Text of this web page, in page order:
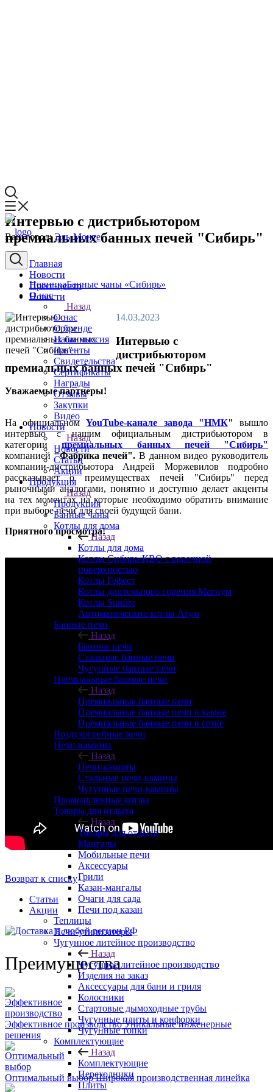
НовинкаБанные чаны «Сибирь»
О нас
Назад
О нас
О бренде
Наша миссия
Патенты
Свидетельства
Сертификаты
Награды
Отзывы
Закупки
Видео
Новости
Назад
Новости
Статьи
Акции
Продукция
Назад
Продукция
Банные чаны
Котлы для дома
Назад
Котлы для дома
Котлы Сибирь-КВО с варочной
поверхностью
Котлы Гефест
Котлы длительного горения Магнум
Котлы Sunfire
Автоматические котлы Атум
Банные печи
Назад
Банные печи
Стальные банные печи
Чугунные банные печи
Премиальные банные печи
Назад
Премиальные банные печи
Премиальные банные печи в камне
Премиальные банные печи в сетке
Воздухогрейные печи
Печи-камины
Назад
Печи-камины
Стальные печи-камины
Чугунные печи-камины
Промышленные котлы
Товары для отдыха
Назад
Товары для отдыха
Мангалы
Мобильные печи
Аксессуары
Грили
Казан-мангалы
Очаги для сада
Печи под казан
Теплицы
Печи-утилизаторы
Чугунное литейное производство
Назад
Чугунное литейное производство
Изделия на заказ
Аксессуары для бани и гриля
Колосники
Стартовые дымоходные трубы
Чугунные плиты и конфорки
Чугунные топки
Комплектующие
Назад
Комплектующие
Переходники
Плиты
Ваш город:Эль-Монте
Интервью с дистрибьютором
премиальных банных печей "Сибирь"
Главная
Новости
Пресс-центр
Новости
14.03.2023
Интервью с
дистрибьютором
премиальных банных печей "Сибирь"
Уважаемые партнеры!
На официальномYouTube-канале завода "НМК"
вышло
интервью с нашим официальным дистрибьютором в
категориипремиальных банных печей "Сибирь"
компанией "Фабрика печей". В данном видео руководитель
компании-дистрибьютора Андрей Моржевилов подробно
рассказывает о преимуществах печей "Сибирь" перед
рыночными аналогами, понятно и доступно делает акценты
на тех моментах на которые необходимо обратить внимание
при выборе печи для своей будущей бани.
Приятного просмотра!
Возврат к списку
Статьи
Акции
Преимущества
Эффективное производство Уникальные инженерные
решения
Оптимальный выбор Широкая производственная линейка